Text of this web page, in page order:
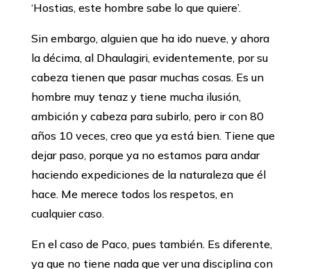
‘Hostias, este hombre sabe lo que quiere’.
Sin embargo, alguien que ha ido nueve, y ahora
la décima, al Dhaulagiri, evidentemente, por su
cabeza tienen que pasar muchas cosas. Es un
hombre muy tenaz y tiene mucha ilusión,
ambición y cabeza para subirlo, pero ir con 80
años 10 veces, creo que ya está bien. Tiene que
dejar paso, porque ya no estamos para andar
haciendo expediciones de la naturaleza que él
hace. Me merece todos los respetos, en
cualquier caso.
En el caso de Paco, pues también. Es diferente,
ya que no tiene nada que ver una disciplina con